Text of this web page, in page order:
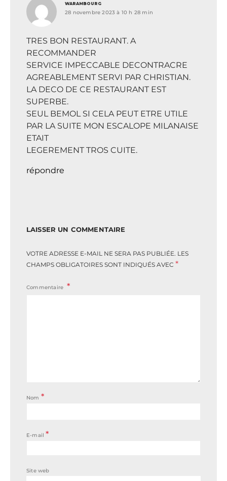
WARAMBOURG
28 novembre 2023 à 10 h 28 min
TRES BON RESTAURANT. A
RECOMMANDER
SERVICE IMPECCABLE DECONTRACRE
AGREABLEMENT SERVI PAR CHRISTIAN.
LA DECO DE CE RESTAURANT EST
SUPERBE.
SEUL BEMOL SI CELA PEUT ETRE UTILE
PAR LA SUITE MON ESCALOPE MILANAISE
ETAIT
LEGEREMENT TROS CUITE.
répondre
LAISSER UN COMMENTAIRE
VOTRE ADRESSE E-MAIL NE SERA PAS PUBLIÉE. LES
CHAMPS OBLIGATOIRES SONT INDIQUÉS AVEC *
Commentaire
Nom *
E-mail*
Site web